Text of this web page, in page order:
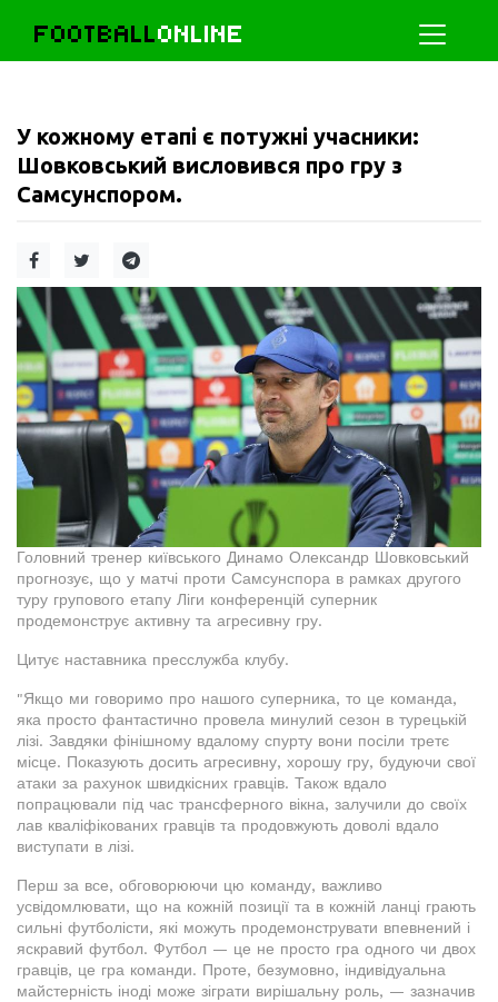
FOOTBALLONLINE
У кожному етапі є потужні учасники:
Шовковський висловився про гру з
Самсунспором.
Головний тренер київського Динамо Олександр Шовковський
прогнозує, що у матчі проти Самсунспора в рамках другого
туру групового етапу Ліги конференцій суперник
продемонструє активну та агресивну гру.
Цитує наставника пресслужба клубу.
"Якщо ми говоримо про нашого суперника, то це команда,
яка просто фантастично провела минулий сезон в турецькій
лізі. Завдяки фінішному вдалому спурту вони посіли третє
місце. Показують досить агресивну, хорошу гру, будуючи свої
атаки за рахунок швидкісних гравців. Також вдало
попрацювали під час трансферного вікна, залучили до своїх
лав кваліфікованих гравців та продовжують доволі вдало
виступати в лізі.
Перш за все, обговорюючи цю команду, важливо
усвідомлювати, що на кожній позиції та в кожній ланці грають
сильні футболісти, які можуть продемонструвати впевнений і
яскравий футбол. Футбол — це не просто гра одного чи двох
гравців, це гра команди. Проте, безумовно, індивідуальна
майстерність іноді може зіграти вирішальну роль, — зазначив